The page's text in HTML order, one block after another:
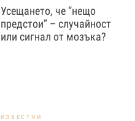
Усещането, че “нещо
предстои” – случайност
или сигнал от мозъка?
ИЗВЕСТНИ